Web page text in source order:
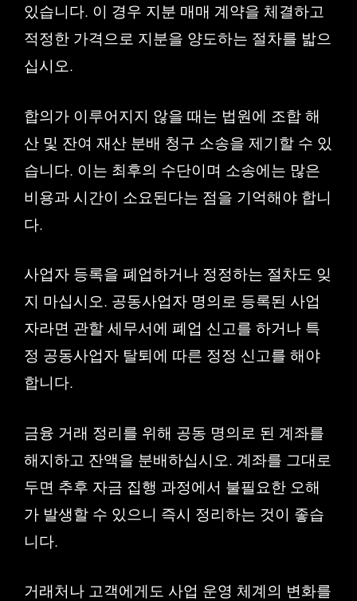
있습니다. 이 경우 지분 매매 계약을 체결하고
적정한 가격으로 지분을 양도하는 절차를 밟으
십시오.
합의가 이루어지지 않을 때는 법원에 조합 해
산 및 잔여 재산 분배 청구 소송을 제기할 수 있
습니다. 이는 최후의 수단이며 소송에는 많은
비용과 시간이 소요된다는 점을 기억해야 합니
다.
사업자 등록을 폐업하거나 정정하는 절차도 잊
지 마십시오. 공동사업자 명의로 등록된 사업
자라면 관할 세무서에 폐업 신고를 하거나 특
정 공동사업자 탈퇴에 따른 정정 신고를 해야
합니다.
금융 거래 정리를 위해 공동 명의로 된 계좌를
해지하고 잔액을 분배하십시오. 계좌를 그대로
두면 추후 자금 집행 과정에서 불필요한 오해
가 발생할 수 있으니 즉시 정리하는 것이 좋습
니다.
거래처나 고객에게도 사업 운영 체계의 변화를